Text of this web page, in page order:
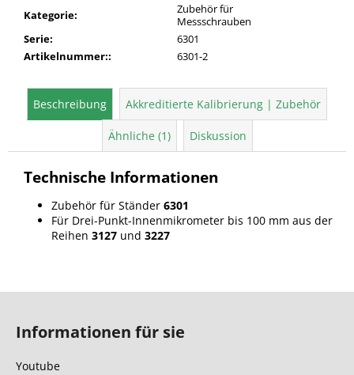
Kategorie:
Zubehör für
Messschrauben
Serie:
6301
Artikelnummer:: 6301-2
Beschreibung Akkreditierte Kalibrierung | Zubehör
Ähnliche (1) Diskussion
Technische Informationen
Zubehör für Ständer 6301
Für Drei-Punkt-Innenmikrometer bis 100 mm aus der
Reihen 3127 und 3227
Informationen für sie
Youtube